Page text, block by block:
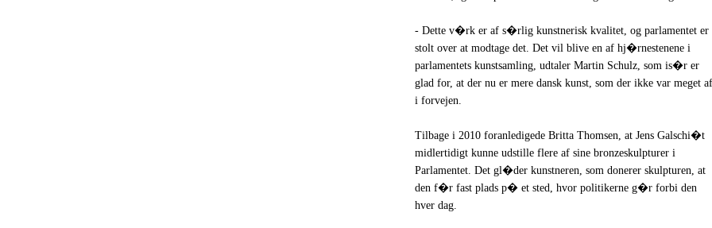
- Dette v�rk er af s�rlig kunstnerisk kvalitet, og parlamentet er
stolt over at modtage det. Det vil blive en af hj�rnestenene i
parlamentets kunstsamling, udtaler Martin Schulz, som is�r er
glad for, at der nu er mere dansk kunst, som der ikke var meget af
i forvejen.
Tilbage i 2010 foranledigede Britta Thomsen, at Jens Galschi�t
midlertidigt kunne udstille flere af sine bronzeskulpturer i
Parlamentet. Det gl�der kunstneren, som donerer skulpturen, at
den f�r fast plads p� et sted, hvor politikerne g�r forbi den
hver dag.